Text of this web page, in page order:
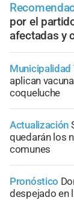
por el
afectadas y
Municipalidad
aplican
coqueluche
Actualización
quedarán los
comunes
Pronóstico
despejado en